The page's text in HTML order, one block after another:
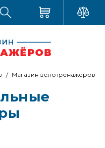
Магазин велотренажеров